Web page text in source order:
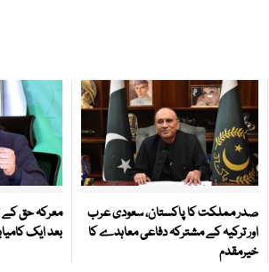
صدر مملکت کا پاکستان، سعودی عرب
اور ترکیہ کے مشترکہ دفاعی معاہدے کا
خیرمقدم
معرکہ حق کے
بعد ایک